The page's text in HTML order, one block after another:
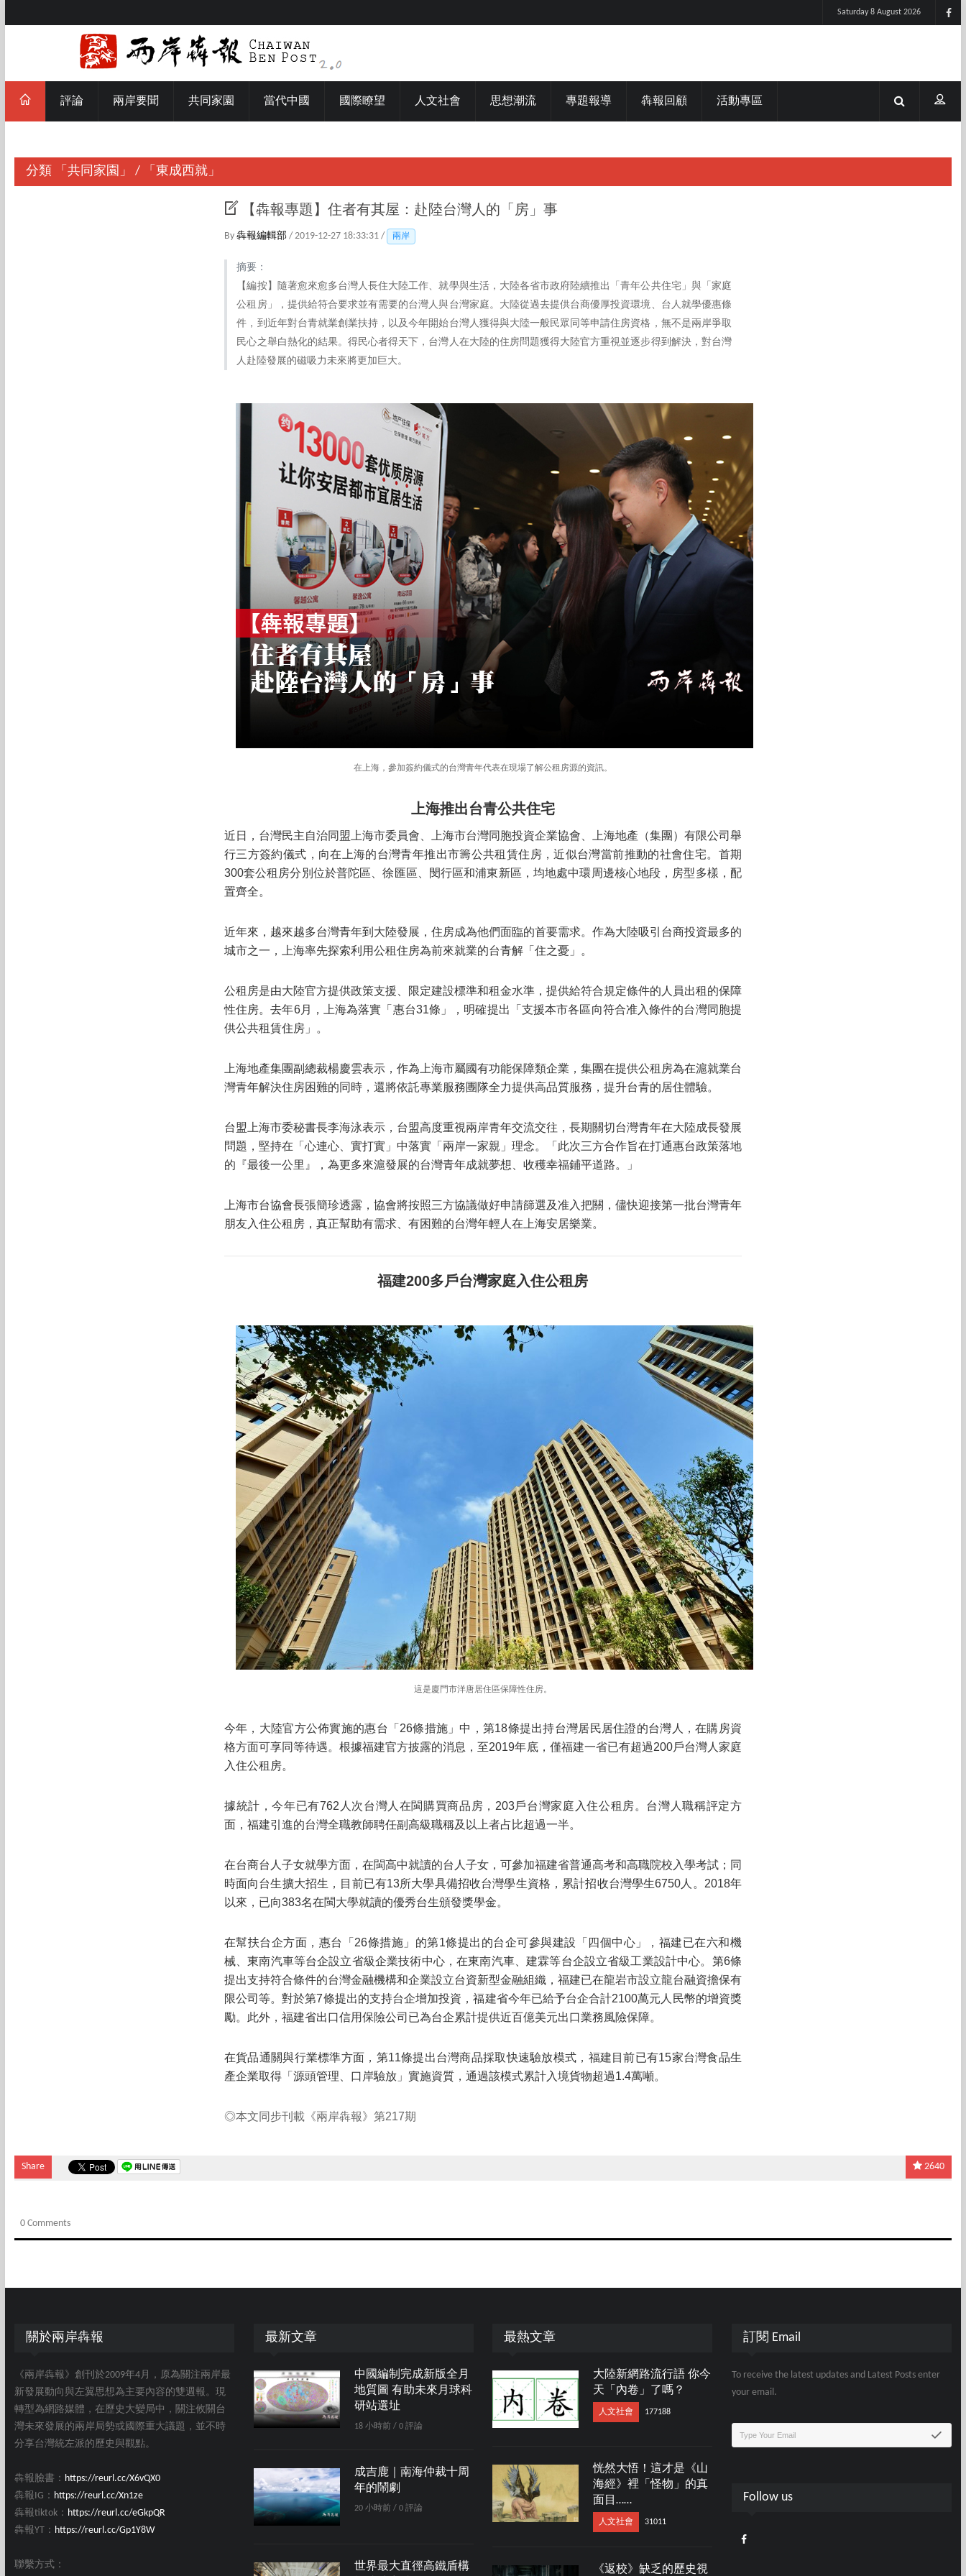
Saturday 8 August 2026
評論 兩岸要聞 共同家園 當代中國 國際瞭望 人文社會 思想潮流 專題報導 犇報回顧 活動專區
分類 「共同家園」 / 「東成西就」
【犇報專題】住者有其屋：赴陸台灣人的「房」事
By 犇報編輯部 / 2019-12-27 18:33:31 / 兩岸
摘要：
【編按】隨著愈來愈多台灣人長住大陸工作、就學與生活，大陸各省市政府陸續推出「青年公共住宅」與「家庭
公租房」，提供給符合要求並有需要的台灣人與台灣家庭。大陸從過去提供台商優厚投資環境、台人就學優惠條
件，到近年對台青就業創業扶持，以及今年開始台灣人獲得與大陸一般民眾同等申請住房資格，無不是兩岸爭取
民心之舉白熱化的結果。得民心者得天下，台灣人在大陸的住房問題獲得大陸官方重視並逐步得到解決，對台灣
人赴陸發展的磁吸力未來將更加巨大。
在上海，參加簽約儀式的台灣青年代表在現場了解公租房源的資訊。
上海推出台青公共住宅
近日，台灣民主自治同盟上海市委員會、上海市台灣同胞投資企業協會、上海地產（集團）有限公司舉
行三方簽約儀式，向在上海的台灣青年推出市籌公共租賃住房，近似台灣當前推動的社會住宅。首期
300套公租房分別位於普陀區、徐匯區、閔行區和浦東新區，均地處中環周邊核心地段，房型多樣，配
置齊全。
近年來，越來越多台灣青年到大陸發展，住房成為他們面臨的首要需求。作為大陸吸引台商投資最多的
城市之一，上海率先探索利用公租住房為前來就業的台青解「住之憂」。
公租房是由大陸官方提供政策支援、限定建設標準和租金水準，提供給符合規定條件的人員出租的保障
性住房。去年6月，上海為落實「惠台31條」，明確提出「支援本市各區向符合准入條件的台灣同胞提
供公共租賃住房」。
上海地產集團副總裁楊慶雲表示，作為上海市屬國有功能保障類企業，集團在提供公租房為在滬就業台
灣青年解決住房困難的同時，還將依託專業服務團隊全力提供高品質服務，提升台青的居住體驗。
台盟上海市委秘書長李海泳表示，台盟高度重視兩岸青年交流交往，長期關切台灣青年在大陸成長發展
問題，堅持在「心連心、實打實」中落實「兩岸一家親」理念。「此次三方合作旨在打通惠台政策落地
的『最後一公里』，為更多來滬發展的台灣青年成就夢想、收穫幸福鋪平道路。」
上海市台協會長張簡珍透露，協會將按照三方協議做好申請篩選及准入把關，儘快迎接第一批台灣青年
朋友入住公租房，真正幫助有需求、有困難的台灣年輕人在上海安居樂業。
福建200多戶台灣家庭入住公租房
這是廈門市洋唐居住區保障性住房。
今年，大陸官方公佈實施的惠台「26條措施」中，第18條提出持台灣居民居住證的台灣人，在購房資
格方面可享同等待遇。根據福建官方披露的消息，至2019年底，僅福建一省已有超過200戶台灣人家庭
入住公租房。
據統計，今年已有762人次台灣人在閩購買商品房，203戶台灣家庭入住公租房。台灣人職稱評定方
面，福建引進的台灣全職教師聘任副高級職稱及以上者占比超過一半。
在台商台人子女就學方面，在閩高中就讀的台人子女，可參加福建省普通高考和高職院校入學考試；同
時面向台生擴大招生，目前已有13所大學具備招收台灣學生資格，累計招收台灣學生6750人。2018年
以來，已向383名在閩大學就讀的優秀台生頒發獎學金。
在幫扶台企方面，惠台「26條措施」的第1條提出的台企可參與建設「四個中心」，福建已在六和機
械、東南汽車等台企設立省級企業技術中心，在東南汽車、建霖等台企設立省級工業設計中心。第6條
提出支持符合條件的台灣金融機構和企業設立台資新型金融組織，福建已在龍岩市設立龍台融資擔保有
限公司等。對於第7條提出的支持台企增加投資，福建省今年已給予台企合計2100萬元人民幣的增資獎
勵。此外，福建省出口信用保險公司已為台企累計提供近百億美元出口業務風險保障。
在貨品通關與行業標準方面，第11條提出台灣商品採取快速驗放模式，福建目前已有15家台灣食品生
產企業取得「源頭管理、口岸驗放」實施資質，通過該模式累計入境貨物超過1.4萬噸。
◎本文同步刊載《兩岸犇報》第217期
Share 2640
0 Comments
關於兩岸犇報
《兩岸犇報》創刊於2009年4月，原為關注兩岸最
新發展動向與左翼思想為主要內容的雙週報。現
轉型為網路媒體，在歷史大變局中，關注攸關台
灣未來發展的兩岸局勢或國際重大議題，並不時
分享台灣統左派的歷史與觀點。
犇報臉書： https://reurl.cc/X6vQX0
犇報IG： https://reurl.cc/Xn1ze
犇報tiktok： https://reurl.cc/eGkpQR
犇報YT： https://reurl.cc/Gp1Y8W
聯繫方式：
最新文章
中國編制完成新版全月
地質圖 有助未來月球科
研站選址
18 小時前 / 0 評論
成吉鹿｜南海仲裁十周
年的鬧劇
20 小時前 / 0 評論
世界最大直徑高鐵盾構
最熱文章
大陸新網路流行語 你今
天「內卷」了嗎？
人文社會 177188
恍然大悟！這才是《山
海經》裡「怪物」的真
面目……
人文社會 31011
《返校》缺乏的歷史視
訂閱 Email
To receive the latest updates and Latest Posts enter
your email.
Follow us